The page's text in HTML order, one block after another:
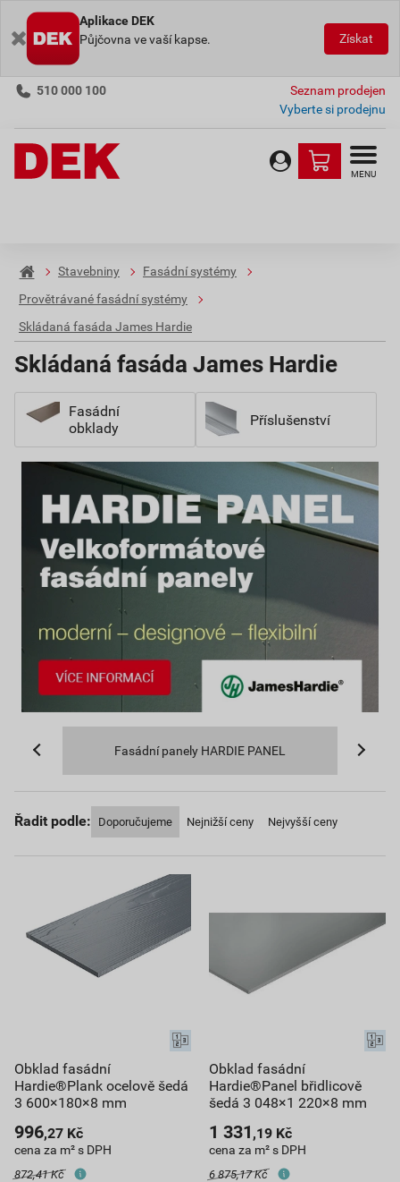
Aplikace DEK
Půjčovna ve vaší kapse.
Získat
510 000 100
Seznam prodejen
Vyberte si prodejnu
MENU
Stavebniny
Fasádní systémy
Provětrávané fasádní systémy
Skládaná fasáda James Hardie
Skládaná fasáda James Hardie
Fasádní
obklady
Příslušenství
Fasádní panely HARDIE PANEL
Řadit podle: Doporučujeme Nejnižší ceny Nejvyšší ceny
Obklad fasádní
Hardie®Plank ocelově šedá
3 600×180×8 mm
996,27 Kč
cena za m² s DPH
872,41 Kč
Obklad fasádní
Hardie®Panel břidlicově
šedá 3 048×1 220×8 mm
1 331 ,19 Kč
cena za m² s DPH
6 875,17 Kč